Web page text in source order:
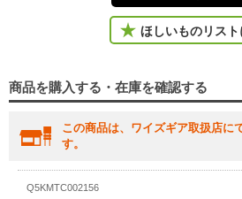
ほしいものリスト
商品を購入する・在庫を確認する
この商品は、ワイズギア取扱店に
す。
Q5KMTC002156